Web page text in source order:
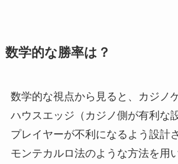
数学的な勝率は？
数学的な視点から見ると、カジノ
ハウスエッジ（カジノ側が有利な
プレイヤーが不利になるよう設計
モンテカルロ法のような方法を用